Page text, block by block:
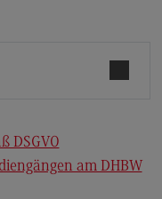
DSGVO
am DHBW